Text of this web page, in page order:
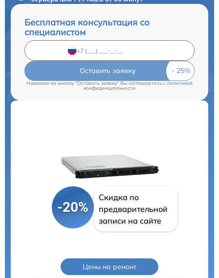
Бесплатная консультация со
специалистом
Оставить заявку
Нажимая на кнопку "Оставить заявку" Вы соглашаетесь c политикой
конфиденциальности
-20%
Скидка по
предварительной
записи на сайте
Цены на ремонт